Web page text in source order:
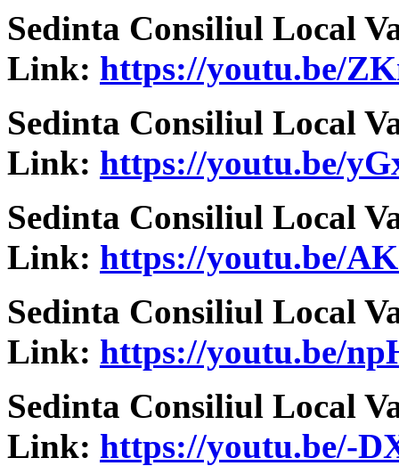
Sedinta Consiliul Local
Link: https://youtu.be/
Sedinta Consiliul Local
Link: https://youtu.be/
Sedinta Consiliul Local
Link: https://youtu.be/
Sedinta Consiliul Local
Link: https://youtu.be/
Sedinta Consiliul Local
Link: https://youtu.be/-